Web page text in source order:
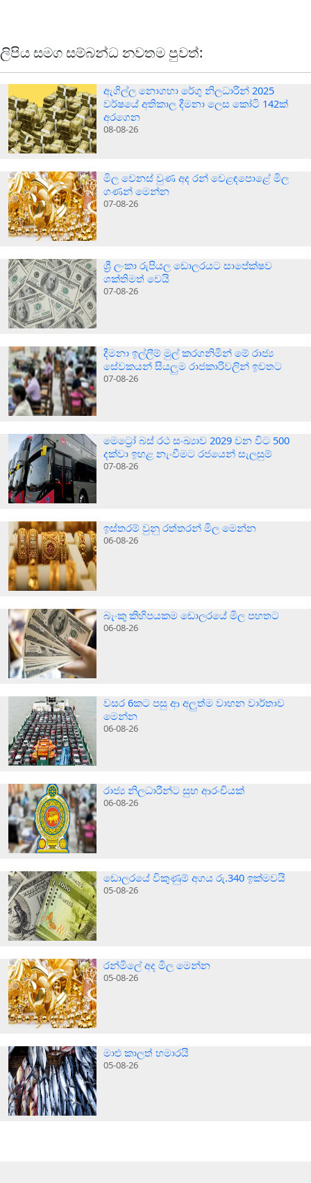
ලිපිය සමග සම්බන්ධ නවතම පුවත්:
ඇගිල්ල නොගහා රේගු නිලධාරින් 2025
වර්ෂයේ අතිකාල දීමනා ලෙස කෝටි 142ක්
අරගෙන
08-08-26
මිල වෙනස් වුණ අද රන් වෙළඳපොළේ මිල
ගණන් මෙන්න
07-08-26
ශ්‍රී ලංකා රුපියල ඩොලරයට සාපේක්ෂව
ශක්තිමත් වෙයි
07-08-26
දීමනා ඉල්ලීම් මුල් කරගනිමින් මේ රාජ්‍ය
සේවකයන් සියලුම රාජකාරිවලින් ඉවතට
07-08-26
මෙට්‍රෝ බස් රථ සංඛ්‍යාව 2029 වන විට 500
දක්වා ඉහළ නැංවීමට රජයෙන් සැලසුම්
07-08-26
ඉස්තරම් වුනු රත්තරන් මිල මෙන්න
06-08-26
බැංකු කිහිපයකම ඩොලරයේ මිල පහතට
06-08-26
වසර 6කට පසු ආ අලුත්ම වාහන වාර්තාව
මෙන්න
06-08-26
රාජ්‍ය නිලධාරීන්ට සුභ ආරංචියක්
06-08-26
ඩොලරයේ විකුණුම් අගය රු.340 ඉක්මවයි
05-08-26
රන්මිලේ අද මිල මෙන්න
05-08-26
මාළු කාලත් හමාරයි
05-08-26